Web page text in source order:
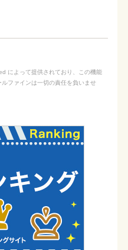
によって提供されており、この機能
ファインは一切の責任を負いませ